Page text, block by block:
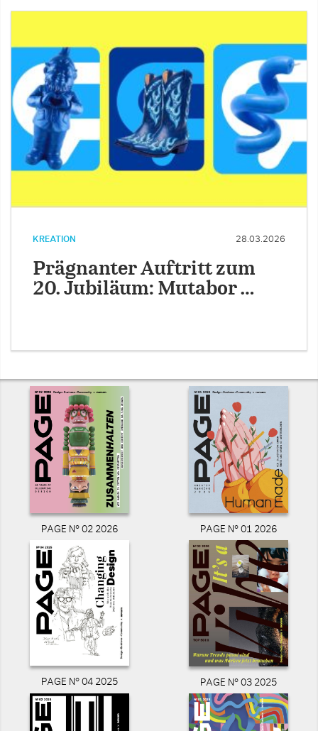
KREATION 28.03.2026
Prägnanter Auftritt zum
20. Jubiläum: Mutabor …
PAGE N° 02 2026 PAGE N° 01 2026
PAGE N° 04 2025 PAGE N° 03 2025